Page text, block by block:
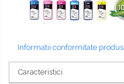
Informatii conformitate produs
Caracteristici